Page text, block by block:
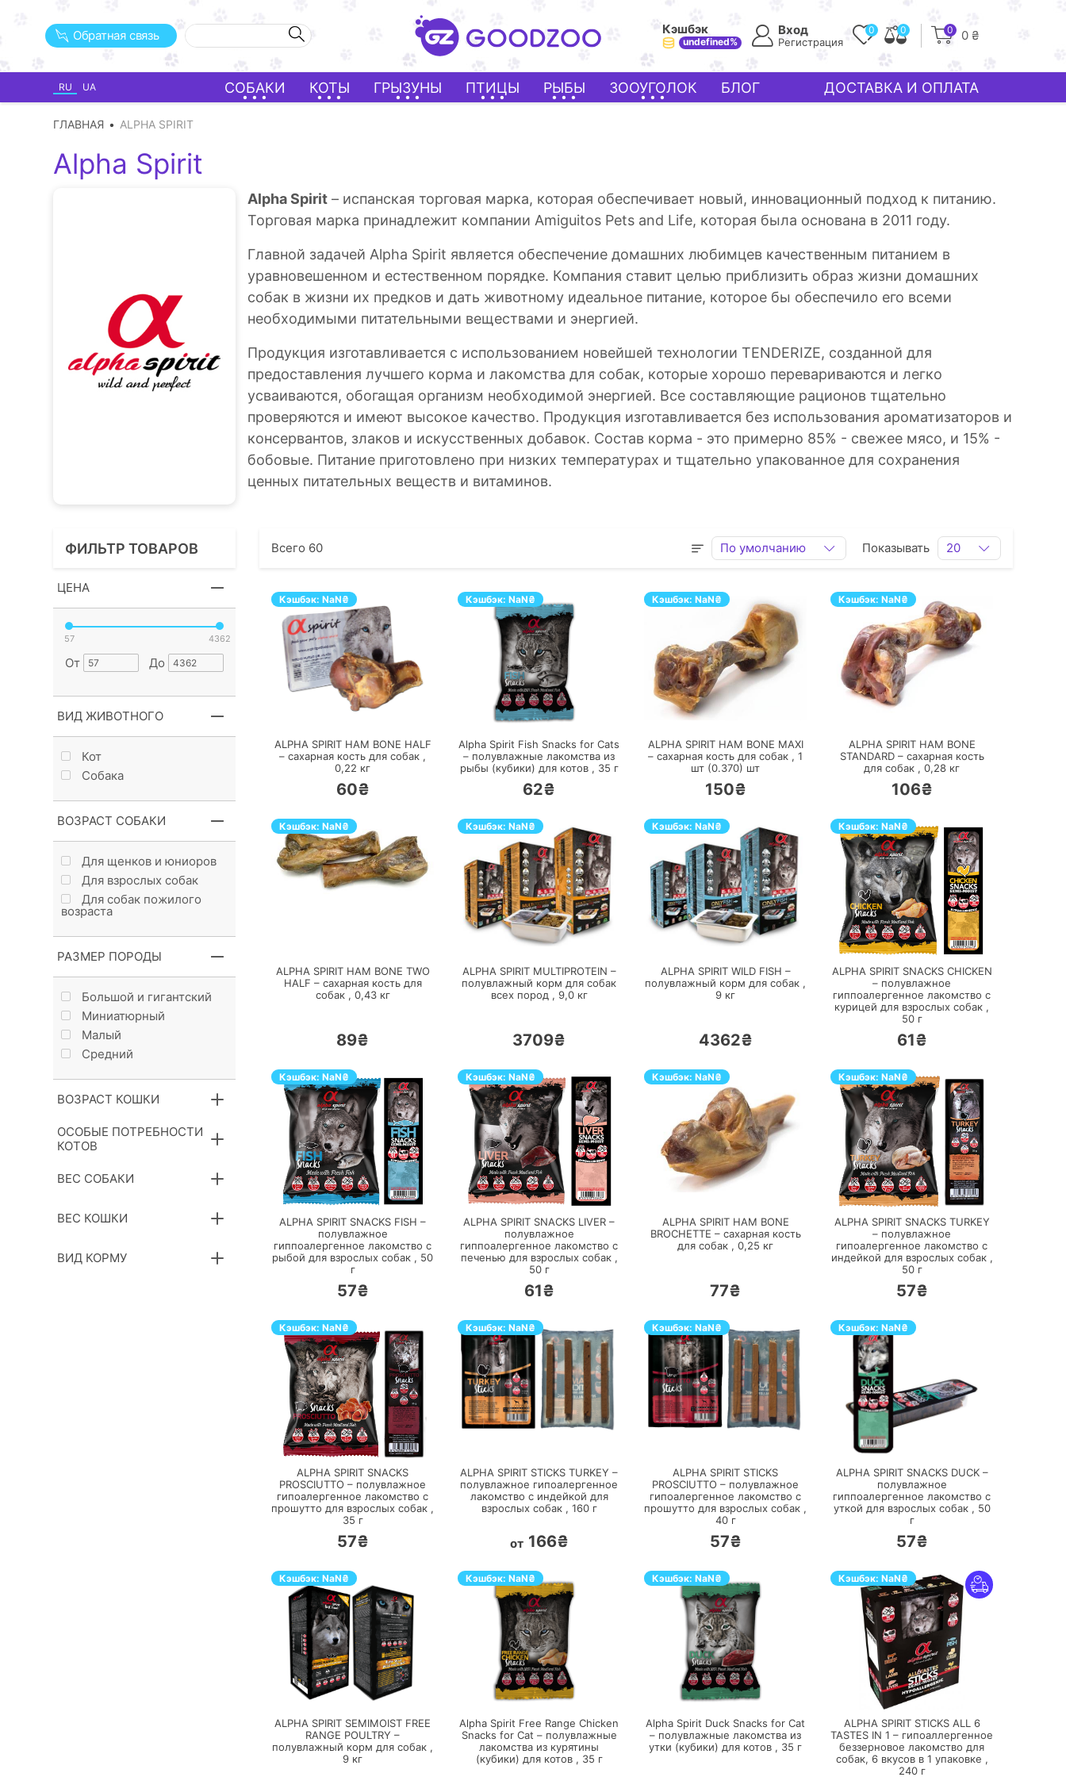
Обратная связь Кэшбэк
undefined%
Вход
Регистрация
0 0 0 0 ₴
RU UA СОБАКИ КОТЫ ГРЫЗУНЫ ПТИЦЫ РЫБЫ ЗООУГОЛОК БЛОГ ДОСТАВКА И ОПЛАТА
ГЛАВНАЯ ALPHA SPIRIT
Alpha Spirit
Alpha Spirit – испанская торговая марка, которая обеспечивает новый, инновационный подход к питанию.
Торговая марка принадлежит компании Amiguitos Pets and Life, которая была основана в 2011 году.
Главной задачей Alpha Spirit является обеспечение домашних любимцев качественным питанием в
уравновешенном и естественном порядке. Компания ставит целью приблизить образ жизни домашних
собак в жизни их предков и дать животному идеальное питание, которое бы обеспечило его всеми
необходимыми питательными веществами и энергией.
Продукция изготавливается с использованием новейшей технологии TENDERIZE, созданной для
предоставления лучшего корма и лакомства для собак, которые хорошо перевариваются и легко
усваиваются, обогащая организм необходимой энергией. Все составляющие рационов тщательно
проверяются и имеют высокое качество. Продукция изготавливается без использования ароматизаторов и
консервантов, злаков и искусственных добавок. Состав корма - это примерно 85% - свежее мясо, и 15% -
бобовые. Питание приготовлено при низких температурах и тщательно упакованное для сохранения
ценных питательных веществ и витаминов.
ФИЛЬТР ТОВАРОВ
ЦЕНА
57 4362
От До
ВИД ЖИВОТНОГО
Кот
Собака
ВОЗРАСТ СОБАКИ
Для щенков и юниоров
Для взрослых собак
Для собак пожилого
возраста
РАЗМЕР ПОРОДЫ
Большой и гигантский
Миниатюрный
Малый
Средний
ВОЗРАСТ КОШКИ
ОСОБЫЕ ПОТРЕБНОСТИ
КОТОВ
ВЕС СОБАКИ
ВЕС КОШКИ
ВИД КОРМУ
Всего 60 По умолчанию Показывать 20
Кэшбэк: NaN₴
ПЕРЕЙТИ
ALPHA SPIRIT HAM BONE HALF
– сахарная кость для собак ,
0,22 кг
60₴
Кэшбэк: NaN₴
ПЕРЕЙТИ
Alpha Spirit Fish Snacks for Cats
– полувлажные лакомства из
рыбы (кубики) для котов , 35 г
62₴
Кэшбэк: NaN₴
ПЕРЕЙТИ
ALPHA SPIRIT HAM BONE MAXI
– сахарная кость для собак , 1
шт (0.370) шт
150₴
Кэшбэк: NaN₴
ALPHA SPIRIT HAM BONE
STANDARD – сахарная кость
для собак , 0,28 кг
106₴
Кэшбэк: NaN₴
ALPHA SPIRIT HAM BONE TWO
HALF – сахарная кость для
собак , 0,43кг
89₴
Кэшбэк: NaN₴
ПЕРЕЙТИ
ALPHA SPIRIT MULTIPROTEIN –
полувлажный корм для собак
всех пород , 9,0кг
3709₴
Кэшбэк: NaN₴
ПЕРЕЙТИ
ALPHA SPIRIT WILD FISH –
полувлажный корм для собак ,
9 кг
4362₴
Кэшбэк: NaN₴
ПЕРЕЙТИ
ALPHA SPIRIT SNACKS CHICKEN
– полувлажное
гиппоалергенное лакомство с
курицей для взрослых собак ,
50г
61₴
Кэшбэк: NaN₴
ПЕРЕЙТИ
ALPHA SPIRIT SNACKS FISH –
полувлажное
гиппоалергенное лакомство с
рыбой для взрослых собак , 50
г
57₴
Кэшбэк: NaN₴
ПЕРЕЙТИ
ALPHA SPIRIT SNACKS LIVER –
полувлажное
гиппоалергенное лакомство с
печенью для взрослых собак ,
50г
61₴
Кэшбэк: NaN₴
ПЕРЕЙТИ
ALPHA SPIRIT HAM BONE
BROCHETTE – сахарная кость
для собак , 0,25 кг
77₴
Кэшбэк: NaN₴
ПЕРЕЙТИ
ALPHA SPIRIT SNACKS TURKEY
– полувлажное
гипоалергенное лакомство с
индейкой для взрослых собак ,
50г
57₴
Кэшбэк: NaN₴
ПЕРЕЙТИ
ALPHA SPIRIT SNACKS
PROSCIUTTO – полувлажное
гипоалергенное лакомство с
прошутто для взрослых собак ,
35 г
57₴
Кэшбэк: NaN₴
ALPHA SPIRIT STICKS TURKEY –
полувлажное гипоалергенное
лакомство с индейкой для
взрослых собак , 160г
от 166₴
Кэшбэк: NaN₴
ALPHA SPIRIT STICKS
PROSCIUTTO – полувлажное
гипоалергенное лакомство с
прошутто для взрослых собак ,
40г
57₴
Кэшбэк: NaN₴
ALPHA SPIRIT SNACKS DUCK –
полувлажное
гиппоалергенное лакомство с
уткой для взрослых собак , 50
г
57₴
Кэшбэк: NaN₴
ПЕРЕЙТИ
ALPHA SPIRIT SEMIMOIST FREE
RANGE POULTRY –
полувлажный корм для собак ,
9 кг
Кэшбэк: NaN₴
ПЕРЕЙТИ
Alpha Spirit Free Range Chicken
Snacks for Cat – полувлажные
лакомства из курятины
(кубики) для котов , 35 г
Кэшбэк: NaN₴
ПЕРЕЙТИ
Alpha Spirit Duck Snacks for Cat
– полувлажные лакомства из
утки (кубики) для котов , 35 г
Кэшбэк: NaN₴
ПЕРЕЙТИ
ALPHA SPIRIT STICKS ALL 6
TASTES IN 1 – гипоаллергенное
беззерновое лакомство для
собак, 6 вкусов в 1 упаковке ,
240г